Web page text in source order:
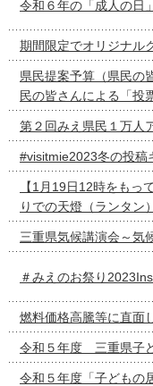
令和６年の「成人の日
期間限定でオリジナル
県民提案予算（県民の
民の皆さんによる「投
第２回みえ県民１万人
#visitmie2023冬の投稿
【1月19日12時をもっ
りでの天燈（ランタン
三重県気候講演会～気
＃みえのお祭り
燃料価格高騰等に直面
令和５年度 三重県子
令和５年度「子ど